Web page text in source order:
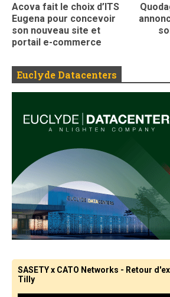
Acova fait le choix d’ITS
Eugena pour concevoir
son nouveau site et
portail e-commerce
Euclyde Datacenters
SASETY x CATO Networks - Retour
Tilly